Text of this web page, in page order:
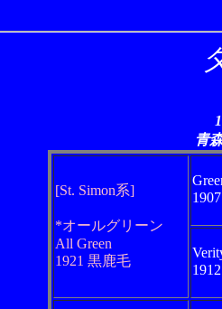
青
[St. Simon系]
*オールグリーン
All Green
1921 黒鹿毛